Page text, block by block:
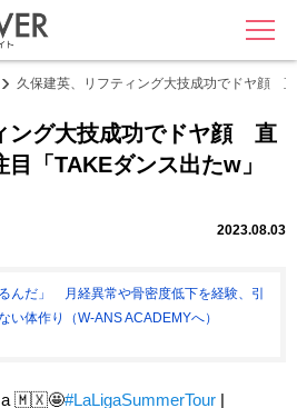
MENU
久保建英、リフティング大技成功でドヤ顔
ング大技成功でドヤ顔 直
「TAKEダンス出たw」
2023.08.03
んだ」 月経異常や骨密度低下を経験、引
い体作り（W-ANS ACADEMYへ）
a 🇲🇽🤩#LaLigaSummerTour |